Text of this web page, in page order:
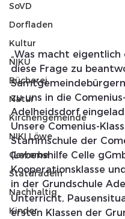
SoVD
Dorfladen
Kultur
NIKU
Bücherei
Natur
Kirchengemeinde
NIKI Löwe
Gewerbe
Statdradeln
Nachhaltig
Kinder
„Was macht eigentlich
diese Frage zu
zu uns in die
Adelheidsdorf
Unsere Comenius-
Stammschule der
(Lebenshilfe Celle
Kooperationsklasse
in der Grundschule
Unterricht,
ersten Klassen der